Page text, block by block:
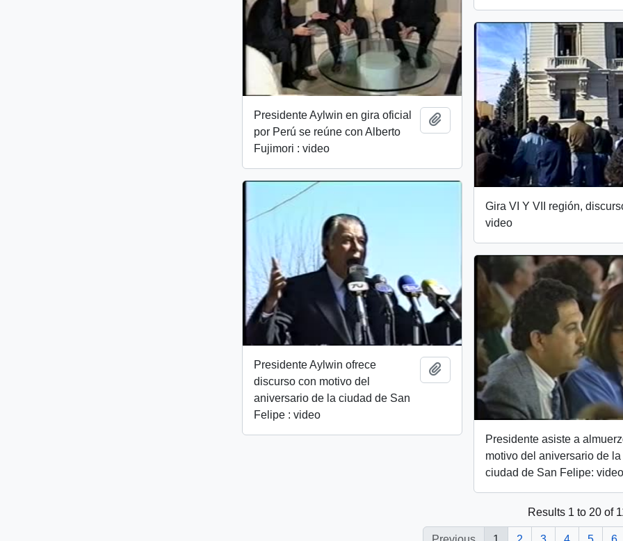
Presidente Aylwin en gira oficial
por Perú se reúne con Alberto
Fujimori : video
Add to clipboard
Gira VI Y VII región,
video
Presidente Aylwin ofrece
discurso con motivo del
aniversario de la ciudad de San
Felipe : video
Add to clipboard
Presidente asiste a
motivo del aniversario de la
ciudad de San Felipe: video
Results 1 to 20 of